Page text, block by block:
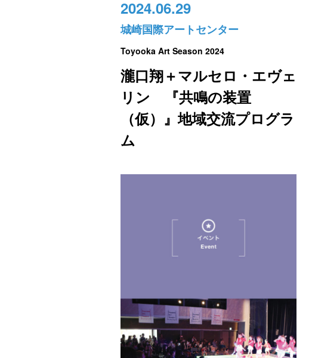
2024.06.29
城崎国際アートセンター
Toyooka Art Season 2024
瀧口翔＋マルセロ・エヴェ
リン 『共鳴の装置
（仮）』地域交流プログラ
ム